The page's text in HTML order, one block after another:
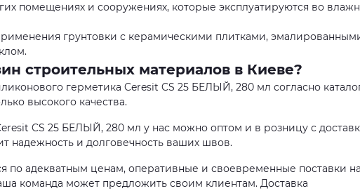
помещениях и сооружениях, которые эксплуатируются во
грунтовки с керамическими плитками,
строительных материалов в Киеве?
герметика Ceresit CS 25 БЕЛЫЙ, 280 мл согласно
высокого качества.
CS 25 БЕЛЫЙ, 280 мл у нас можно оптом и в розницу с
надежность и долговечность ваших швов.
по адекватным ценам, оперативные и своевременные поставки
команда может предложить своим клиентам. Доставка